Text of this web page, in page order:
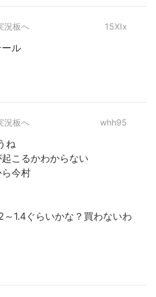
況板へ 15XIx
ル
況板へ whh95
ね
こるかわからない
今村
1.4ぐらいかな？買わないわ